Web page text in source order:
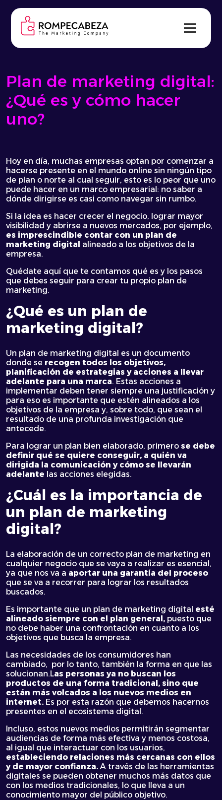
content
Plan de marketing digital:
¿Qué es y cómo hacer
uno?
Hoy en día, muchas empresas optan por comenzar a
hacerse presente en el mundo online sin ningún tipo
de plan o norte al cual seguir, esto es lo peor que uno
puede hacer en un marco empresarial: no saber a
dónde dirigirse es casi como navegar sin rumbo.
Si la idea es hacer crecer el negocio, lograr mayor
visibilidad y abrirse a nuevos mercados, por ejemplo,
es imprescindible contar con un plan de
marketing digital alineado a los objetivos de la
empresa.
Quédate aquí que te contamos qué es y los pasos
que debes seguir para crear tu propio plan de
marketing.
¿Qué es un plan de
marketing digital?
Un plan de marketing digital es un documento
donde se recogen todos los objetivos,
planificación de estrategias y acciones a llevar
adelante para una marca. Estas acciones a
implementar deben tener siempre una justificación y
para eso es importante que estén alineados a los
objetivos de la empresa y, sobre todo, que sean el
resultado de una profunda investigación que
antecede.
Para lograr un plan bien elaborado, primero se debe
definir qué se quiere conseguir, a quién va
dirigida la comunicación y cómo se llevarán
adelante las acciones elegidas.
¿Cuál es la importancia de
un plan de marketing
digital?
La elaboración de un correcto plan de marketing en
cualquier negocio que se vaya a realizar es esencial,
ya que nos va a aportar una garantía del proceso
que se va a recorrer para lograr los resultados
buscados.
Es importante que un plan de marketing digital esté
alineado siempre con el plan general, puesto que
no debe haber una confrontación en cuanto a los
objetivos que busca la empresa.
Las necesidades de los consumidores han
cambiado, por lo tanto, también la forma en que las
solucionan.Las personas ya no buscan los
productos de una forma tradicional, sino que
están más volcados a los nuevos medios en
internet. Es por esta razón que debemos hacernos
presentes en el ecosistema digital.
Incluso, estos nuevos medios permitirán segmentar
audiencias de forma más efectiva y menos costosa,
al igual que interactuar con los usuarios,
estableciendo relaciones más cercanas con ellos
y de mayor confianza.A través de las herramientas
digitales se pueden obtener muchos más datos que
con los medios tradicionales, lo que lleva a un
conocimiento mayor del público objetivo.